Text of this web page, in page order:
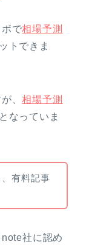
で相場予測
トできま
、相場予測
なっていま
有料記事
社に認め